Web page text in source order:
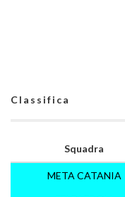
Classifica
Squadra
META CATANIA